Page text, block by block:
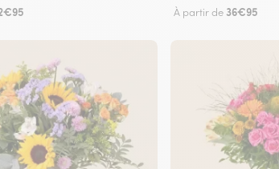
À partir de 36€95